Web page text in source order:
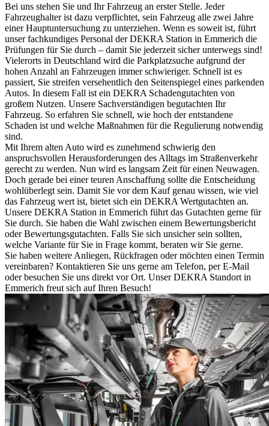
Bei uns stehen Sie und Ihr Fahrzeug an erster Stelle. Jeder
Fahrzeughalter ist dazu verpflichtet, sein Fahrzeug alle zwei Jahre
einer Hauptuntersuchung zu unterziehen. Wenn es soweit ist, führt
unser fachkundiges Personal der DEKRA Station in Emmerich die
Prüfungen für Sie durch – damit Sie jederzeit sicher unterwegs sind!
Vielerorts in Deutschland wird die Parkplatzsuche aufgrund der
hohen Anzahl an Fahrzeugen immer schwieriger. Schnell ist es
passiert, Sie streifen versehentlich den Seitenspiegel eines parkenden
Autos. In diesem Fall ist ein DEKRA Schadengutachten von
großem Nutzen. Unsere Sachverständigen begutachten Ihr
Fahrzeug. So erfahren Sie schnell, wie hoch der entstandene
Schaden ist und welche Maßnahmen für die Regulierung notwendig
sind.
Mit Ihrem alten Auto wird es zunehmend schwierig den
anspruchsvollen Herausforderungen des Alltags im Straßenverkehr
gerecht zu werden. Nun wird es langsam Zeit für einen Neuwagen.
Doch gerade bei einer teuren Anschaffung sollte die Entscheidung
wohlüberlegt sein. Damit Sie vor dem Kauf genau wissen, wie viel
das Fahrzeug wert ist, bietet sich ein DEKRA Wertgutachten an.
Unsere DEKRA Station in Emmerich führt das Gutachten gerne für
Sie durch. Sie haben die Wahl zwischen einem Bewertungsbericht
oder Bewertungsgutachten. Falls Sie sich unsicher sein sollten,
welche Variante für Sie in Frage kommt, beraten wir Sie gerne.
Sie haben weitere Anliegen, Rückfragen oder möchten einen Termin
vereinbaren? Kontaktieren Sie uns gerne am Telefon, per E-Mail
oder besuchen Sie uns direkt vor Ort. Unser DEKRA Standort in
Emmerich freut sich auf Ihren Besuch!